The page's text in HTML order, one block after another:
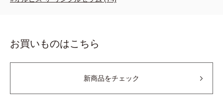
お買いものはこちら
新商品をチェック